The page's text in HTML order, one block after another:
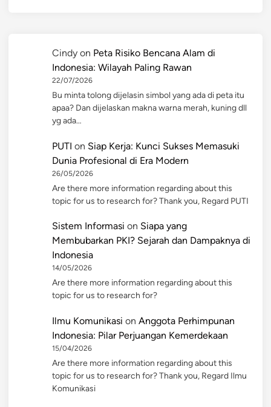
Cindy on Peta Risiko Bencana Alam di
Indonesia: Wilayah Paling Rawan
22/07/2026
Bu minta tolong dijelasin simbol yang ada di peta itu
apaa? Dan dijelaskan makna warna merah, kuning dll
yg ada…
PUTI on Siap Kerja: Kunci Sukses Memasuki
Dunia Profesional di Era Modern
26/05/2026
Are there more information regarding about this
topic for us to research for? Thank you, Regard PUTI
Sistem Informasi on Siapa yang
Membubarkan PKI? Sejarah dan Dampaknya di
Indonesia
14/05/2026
Are there more information regarding about this
topic for us to research for?
Ilmu Komunikasi on Anggota Perhimpunan
Indonesia: Pilar Perjuangan Kemerdekaan
15/04/2026
Are there more information regarding about this
topic for us to research for? Thank you, Regard Ilmu
Komunikasi